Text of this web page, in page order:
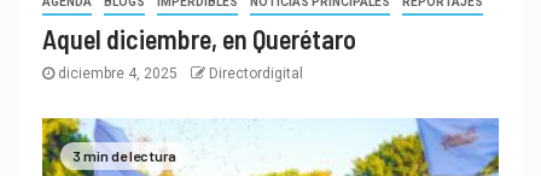
Aquel diciembre, en Querétaro
diciembre 4, 2025 Directordigital
3 min de lectura